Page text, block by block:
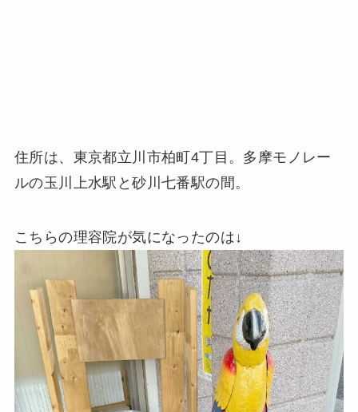
住所は、東京都立川市柏町4丁目。多摩モノレー
ルの玉川上水駅と砂川七番駅の間。
こちらの理容院が気になったのは↓